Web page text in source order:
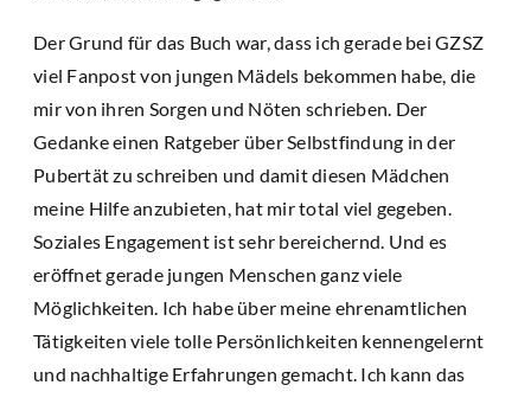
Der Grund für das Buch war, dass ich gerade bei GZSZ
viel Fanpost von jungen Mädels bekommen habe, die
mir von ihren Sorgen und Nöten schrieben. Der
Gedanke einen Ratgeber über Selbstfindung in der
Pubertät zu schreiben und damit diesen Mädchen
meine Hilfe anzubieten, hat mir total viel gegeben.
Soziales Engagement ist sehr bereichernd. Und es
eröffnet gerade jungen Menschen ganz viele
Möglichkeiten. Ich habe über meine ehrenamtlichen
Tätigkeiten viele tolle Persönlichkeiten kennengelernt
und nachhaltige Erfahrungen gemacht. Ich kann das